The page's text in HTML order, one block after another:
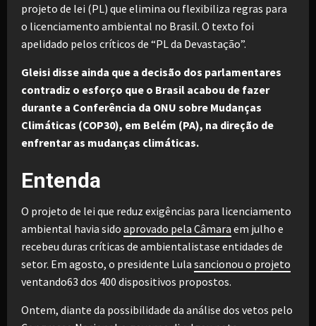
projeto de lei (PL) que elimina ou flexibiliza regras para
o licenciamento ambiental no Brasil. O texto foi
apelidado pelos críticos de “PL da Devastação”.
Gleisi disse ainda que a decisão dos parlamentares
contradiz o esforço que o Brasil acabou de fazer
durante a Conferência da ONU sobre Mudanças
Climáticas (COP30), em Belém (PA), na direção de
enfrentar as mudanças climáticas.
Entenda
O projeto de lei que reduz exigências para licenciamento
ambiental havia sido aprovado pela Câmara em julho e
recebeu duras críticas de ambientalistase entidades de
setor. Em agosto, o presidente Lula sancionou o projeto
ventando63 dos 400 dispositivos propostos.
Ontem, diante da possibilidade da análise dos vetos pelo